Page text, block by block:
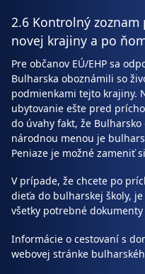
2.6 Kontrolný
novej krajiny a po
Pre občanov EÚ/EHP sa
Bulharska oboznámili so
podmienkami tejto krajiny.
ubytovanie ešte pred
do úvahy fakt, že
národnou menou je
Peniaze je možné zameniť
V prípade, že chcete po
dieťa do bulharskej školy,
všetky potrebné dokumenty
Informácie o cestovaní s
webovej stránke